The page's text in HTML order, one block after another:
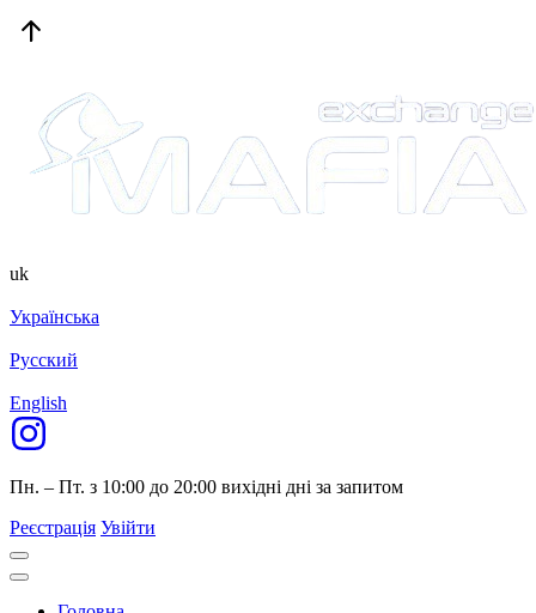
uk
Українська
Русский
English
Пн. – Пт. з 10:00 до 20:00 вихідні дні за запитом
Реєстрація Увійти